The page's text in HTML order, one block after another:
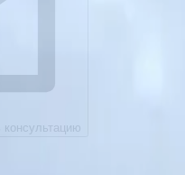
консультацию